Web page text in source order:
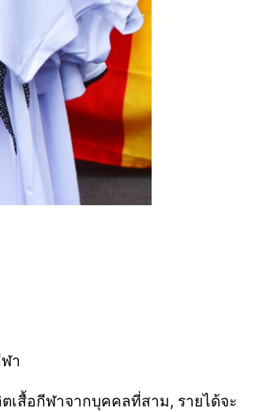
า
เสื้อกีฬาจากบุคคลที่สาม, รายได้จะ